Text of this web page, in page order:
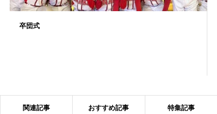
卒団式
関連記事 おすすめ記事 特集記事